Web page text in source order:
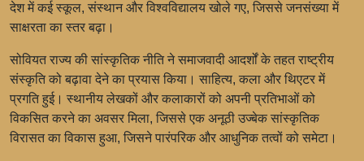
देश में कई स्कूल, संस्थान और विश्वविद्यालय खोले गए, जिससे जनसंख्या में
साक्षरता का स्तर बढ़ा।
सोवियत राज्य की सांस्कृतिक नीति ने समाजवादी आदर्शों के तहत राष्ट्रीय
संस्कृति को बढ़ावा देने का प्रयास किया। साहित्य, कला और थिएटर में
प्रगति हुई। स्थानीय लेखकों और कलाकारों को अपनी प्रतिभाओं को
विकसित करने का अवसर मिला, जिससे एक अनूठी उज्बेक सांस्कृतिक
विरासत का विकास हुआ, जिसने पारंपरिक और आधुनिक तत्वों को समेटा।